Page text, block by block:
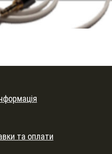
та оплати